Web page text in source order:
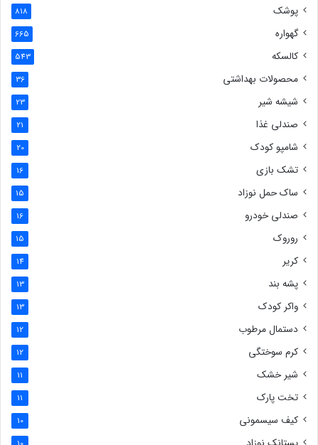
پوشک 818
گهواره 665
کالسکه 543
محصولات بهداشتی 36
شیشه شیر 23
صندلی غذا 21
شامپو کودک 20
تشک بازی 16
ساک حمل نوزاد 15
صندلی خودرو 16
روروک 15
کریر 14
پشه بند 13
واکر کودک 13
دستمال مرطوب 12
کرم سوختگی 12
شیر خشک 11
تخت پارک 11
کیف سیسمونی 10